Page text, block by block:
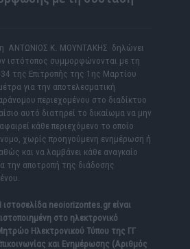
ΑΝΤΩΝΙΟΣ Κ. ΜΟΥΝΤΑΚΗΣ δηλώνει
ιστότοπος συμμορφώνονται με τη
της Επιτροπής της 1ης Μαρτίου
για την αποτελεσματική
περιεχομένου στο διαδίκτυο
αυτό διατηρεί το δικαίωμα να μην
κάθε περιεχόμενο το οποίο
χωρίς προηγούμενη ενημέρωση ή
και να λαμβάνει κάθε αναγκαίο
την αποτροπή της διάδοσης
ιστοσελίδα neoiorizontes.grείναι
στο ηλεκτρονικό
Ηλεκτρονικού Τύπου της ΓΓ
και Ενημέρωσης (Αριθμός